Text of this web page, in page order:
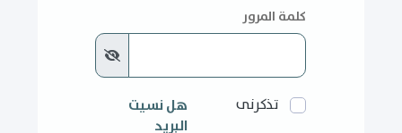
كلمة المرور
تذكرنى
هل نسيت